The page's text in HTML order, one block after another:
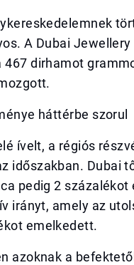
A Dubai
467 dirhamot
háttérbe szorul
ívelt, a régiós
időszakban. Dubai
pedig 2
irányt, amely az
emelkedett.
azoknak a